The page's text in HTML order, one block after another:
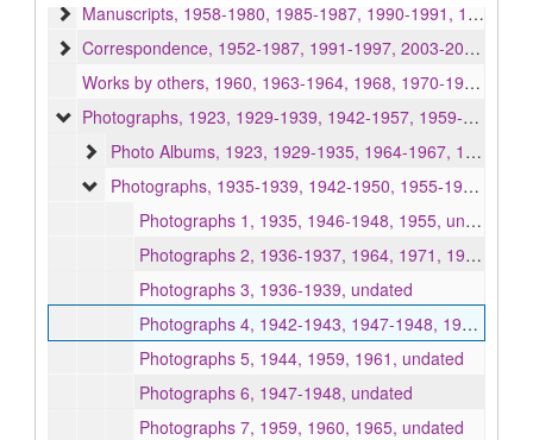
Manuscripts, 1958-1980, 1985-1987, 1990-1991, 1994, undated
Correspondence, 1952-1987, 1991-1997, 2003-2005, undated
Works by others, 1960, 1963-1964, 1968, 1970-1980, 1988, undated
Photographs, 1923, 1929-1939, 1942-1957, 1959-1991, 1994, undated
Photo Albums, 1923, 1929-1935, 1964-1967, 1969, 1971-1987, undated
Photographs, 1935-1939, 1942-1950, 1955-1974, 1977-1978, 1980-1991, 1994, undated
Photographs 1, 1935, 1946-1948, 1955, undated
Photographs 2, 1936-1937, 1964, 1971, 1977-1978, 1980, 1985-1988, undated
Photographs 3, 1936-1939, undated
Photographs 4, 1942-1943, 1947-1948, 1950, 1955, 1957, 1959-1960, 1962, undated
Photographs 5, 1944, 1959, 1961, undated
Photographs 6, 1947-1948, undated
Photographs 7, 1959, 1960, 1965, undated